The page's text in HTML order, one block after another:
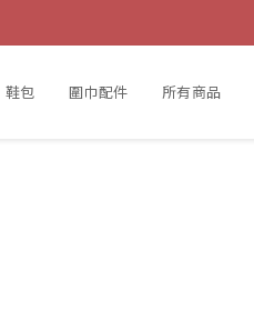
鞋包 圍巾配件 所有商品